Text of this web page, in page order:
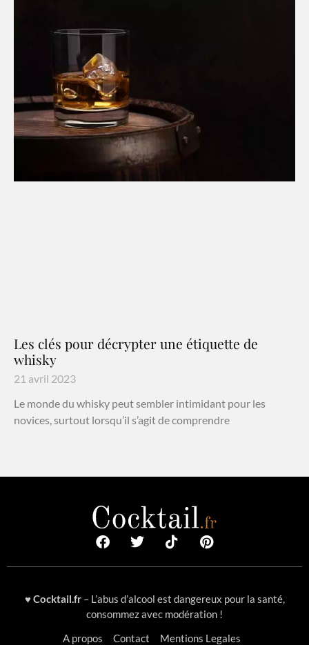
Les clés pour décrypter une étiquette de
whisky
21 avril 2023
Le monde du whisky peut sembler intimidant pour les
novices, surtout lorsqu’il s’agit de comprendre
♥ Cocktail.fr– L’abus d’alcool est dangereux pour la santé,
consommez avec modération !
A propos
Contact
Mentions Legales